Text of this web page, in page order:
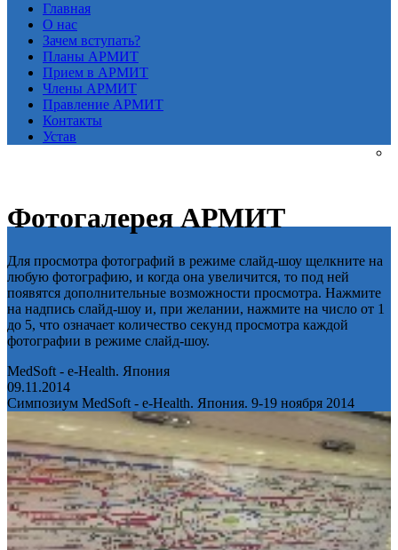
Главная
О нас
Зачем вступать?
Планы АРМИТ
Прием в АРМИТ
Члены АРМИТ
Правление АРМИТ
Контакты
Устав
Фотогалерея АРМИТ
Для просмотра фотографий в режиме слайд-шоу щелкните на
любую фотографию, и когда она увеличится, то под ней
появятся дополнительные возможности просмотра. Нажмите
на надпись слайд-шоу и, при желании, нажмите на число от 1
до 5, что означает количество секунд просмотра каждой
фотографии в режиме слайд-шоу.
MedSoft - e-Health. Япония
09.11.2014
Симпозиум MedSoft - e-Health. Япония. 9-19 ноября 2014